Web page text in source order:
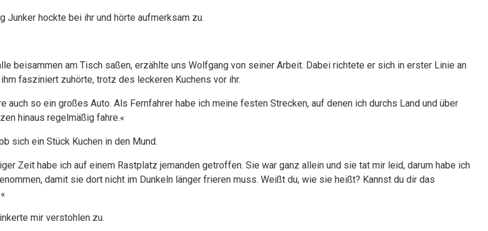
Junker hockte bei ihr und hörte aufmerksam zu.
beisammen am Tisch saßen, erzählte uns Wolfgang von seiner Arbeit. Dabei richtete er sich in erster Linie an
ihm fasziniert zuhörte, trotz des leckeren Kuchens vor ihr.
auch so ein großes Auto. Als Fernfahrer habe ich meine festen Strecken, auf denen ich durchs Land und über
hinaus regelmäßig fahre.«
sich ein Stück Kuchen in den Mund.
Zeit habe ich auf einem Rastplatz jemanden getroffen. Sie war ganz allein und sie tat mir leid, darum habe ich
damit sie dort nicht im Dunkeln länger frieren muss. Weißt du, wie sie heißt? Kannst du dir das
mir verstohlen zu.